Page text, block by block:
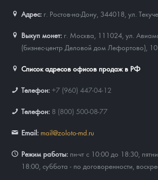
Адрес: г. Ростов-на-Дону, 344018 ул.
Выкуп монет: г. Москва, 111024, ул.
(бизнес-центр Деловой дом Лефортово),
Список адресов офисов продаж в РФ
Телефон: +7 (960) 447-04-12
Телефон: 8 (800) 500-08-77
Email: mail@zoloto-md.ru
Режим работы: пн-чт с 10:00 до 18:30,
18:00, суббота - по договоренности,